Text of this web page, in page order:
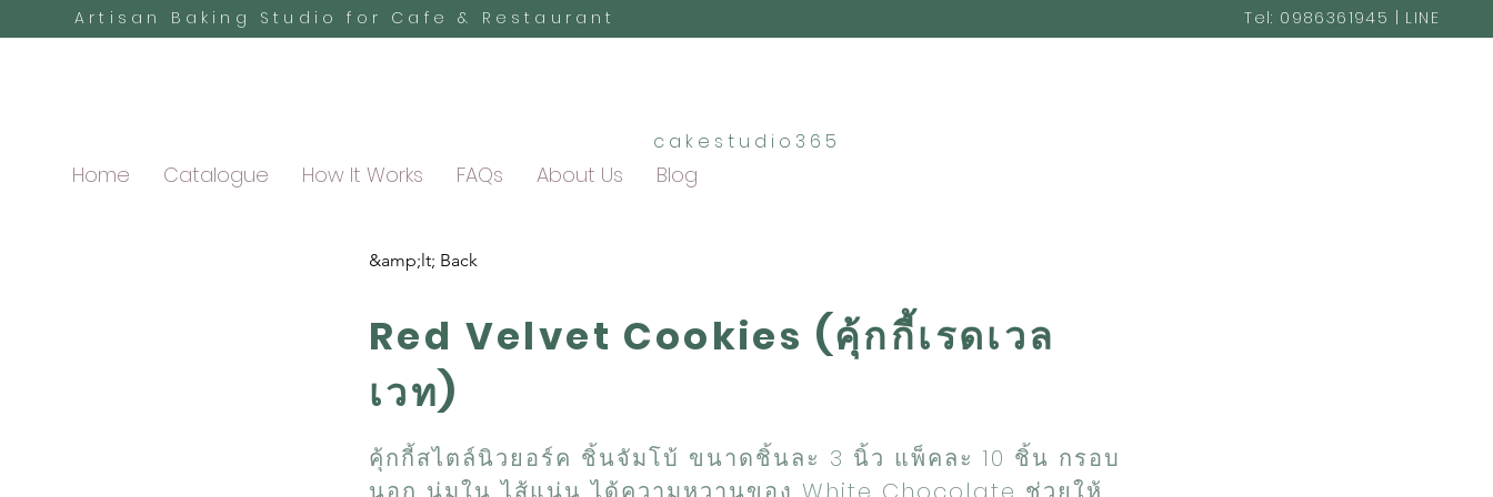
Artisan Baking Studio for Cafe & Restaurant
Home Catalogue How It Works FAQs About Us Blog
Tel: 0986361945 | LINE
cakestudio365
&amp;lt; Back
Red Velvet Cookies (คุ้กกี้เรดเวล
เวท)
คุ้กกี้สไตล์นิวยอร์ค ชิ้นจัมโบ้ ขนาดชิ้นละ 3 นิ้ว แพ็คละ 10 ชิ้น กรอบ